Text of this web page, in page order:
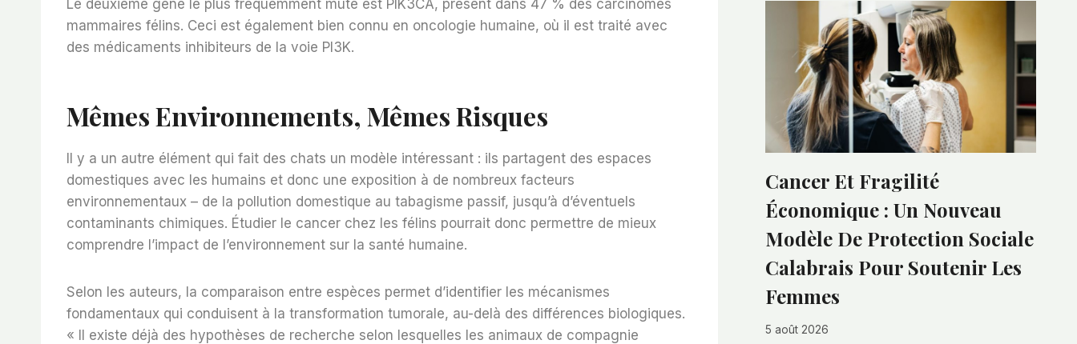
Le deuxième gène le plus fréquemment muté est PIK3CA, présent dans 47 % des carcinomes
mammaires félins. Ceci est également bien connu en oncologie humaine, où il est traité avec
des médicaments inhibiteurs de la voie PI3K.
Mêmes Environnements, Mêmes Risques
Il y a un autre élément qui fait des chats un modèle intéressant : ils partagent des espaces
domestiques avec les humains et donc une exposition à de nombreux facteurs
environnementaux – de la pollution domestique au tabagisme passif, jusqu’à d’éventuels
contaminants chimiques. Étudier le cancer chez les félins pourrait donc permettre de mieux
comprendre l’impact de l’environnement sur la santé humaine.
Selon les auteurs, la comparaison entre espèces permet d’identifier les mécanismes
fondamentaux qui conduisent à la transformation tumorale, au-delà des différences biologiques.
« Il existe déjà des hypothèses de recherche selon lesquelles les animaux de compagnie
Cancer Et Fragilité
Économique : Un Nouveau
Modèle De Protection Sociale
Calabrais Pour Soutenir Les
Femmes
5 août 2026